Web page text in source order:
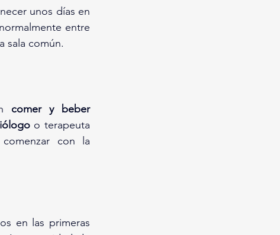
entre
sala común.
comer y beber
o terapeuta
con la
en las primeras